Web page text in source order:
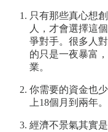
只有那些真心想
人，才會選擇這
爭對手。很多人
的只是一夜暴富
業。
你需要的資金也
上18個月到兩年。
經濟不景氣其實